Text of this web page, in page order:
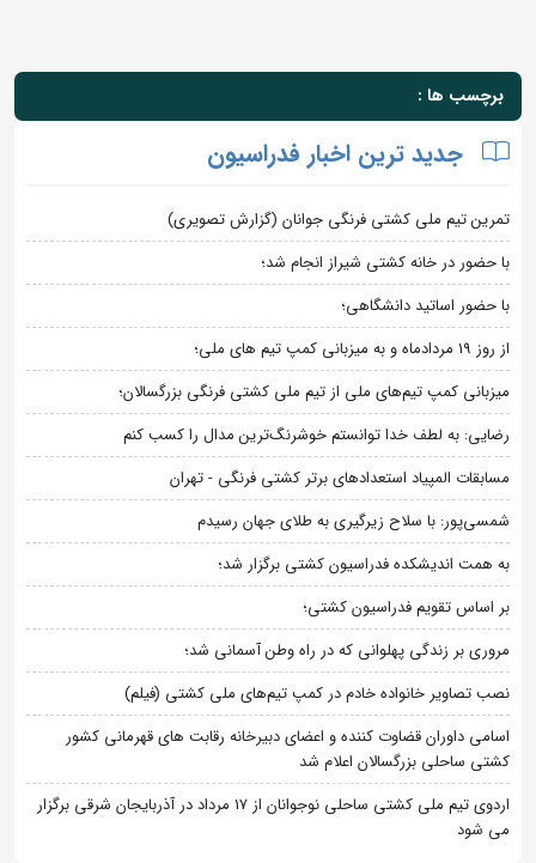
برچسب ها :
جدید ترین اخبار فدراسیون
تمرین تیم ملی کشتی فرنگی جوانان (گزارش تصویری)
با حضور در خانه کشتی شیراز انجام شد؛
با حضور اساتید دانشگاهی؛
از روز 19 مردادماه و به میزبانی کمپ تیم های ملی؛
میزبانی کمپ تیم‌های ملی از تیم ملی کشتی فرنگی بزرگسالان؛
رضایی: به لطف خدا توانستم خوشرنگ‌ترین مدال را کسب کنم
مسابقات المپیاد استعدادهای برتر کشتی فرنگی - تهران
شمسی‌پور: با سلاح زیرگیری به طلای جهان رسیدم
به همت اندیشکده فدراسیون کشتی برگزار شد؛
بر اساس تقویم فدراسیون کشتی؛
مروری بر زندگی پهلوانی که در راه وطن آسمانی شد؛
نصب تصاویر خانواده خادم در کمپ تیم‌های ملی کشتی (فیلم)
اسامی داوران قضاوت کننده و اعضای دبیرخانه رقابت های قهرمانی کشور
کشتی ساحلی بزرگسالان اعلام شد
اردوی تیم ملی کشتی ساحلی نوجوانان از 17 مرداد در آذربایجان شرقی برگزار
می شود